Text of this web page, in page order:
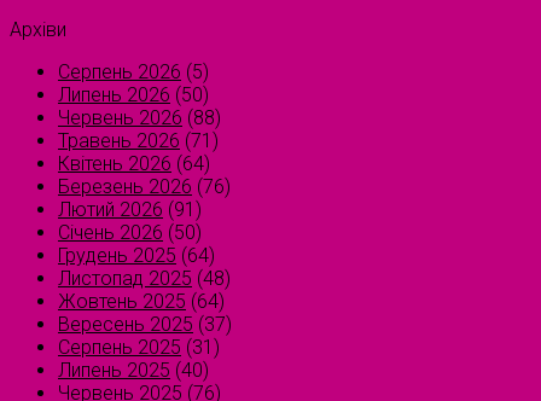
Архіви
Серпень 2026 (5)
Липень 2026 (50)
Червень 2026 (88)
Травень 2026 (71)
Квітень 2026 (64)
Березень 2026 (76)
Лютий 2026 (91)
Січень 2026 (50)
Грудень 2025 (64)
Листопад 2025 (48)
Жовтень 2025 (64)
Вересень 2025 (37)
Серпень 2025 (31)
Липень 2025 (40)
Червень 2025 (76)